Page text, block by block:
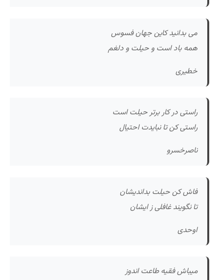
می بدانید کاین جهان فسوس
همه باد است و حیلت و دلغم
خطیری
راستی در کار برتر حیلت است
راستی کن تا نبایدت احتیال
ناصرخسرو
فاش کن حیلت بداندیشان
تا نگویند غافلی ز ایشان
اوحدی
میباش فقیه طاعت اندوز